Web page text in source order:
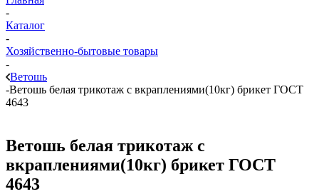
-
Каталог
-
Хозяйственно-бытовые товары
-
Ветошь
-Ветошь белая трикотаж с вкраплениями(10кг) брикет ГОСТ
4643
Ветошь белая трикотаж с
вкраплениями(10кг) брикет ГОСТ
4643